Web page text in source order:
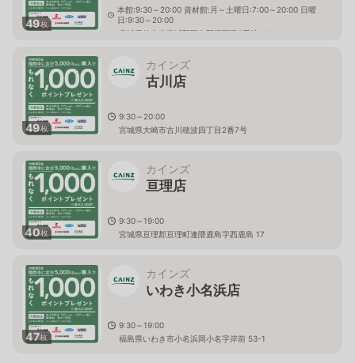
49枚
本館:9:30～20:00 資材館:月～土曜日:7:00～20:00 日曜
日:9:30～20:00
宮城県仙台市宮城野区中野三丁目5番地の6
49枚
カインズ
古川店
9:30～20:00
宮城県大崎市古川穂波四丁目2番7号
40枚
カインズ
亘理店
9:30～19:00
宮城県亘理郡亘理町逢隈鹿島字西鹿島 17
47枚
カインズ
いわき小名浜店
9:30～19:00
福島県いわき市小名浜岡小名字岸前 53-1